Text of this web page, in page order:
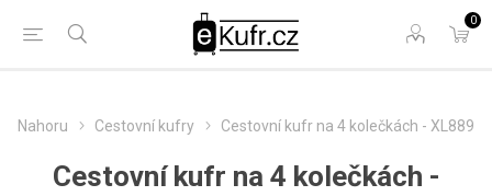
0
Nahoru Cestovní kufry Cestovní kufr na 4 kolečkách - XL889
Cestovní kufr na 4 kolečkách -